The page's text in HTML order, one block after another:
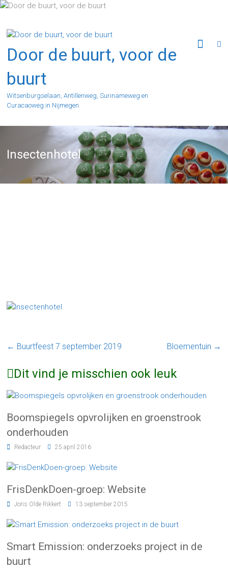
Ga
de
inhoud
Door de buurt, voor de
buurt
Witsenburgselaan, Antillenweg, Surinameweg en
Curacaoweg in Nijmegen
Insectenhotel
← Buurtfeest 7 september 2019 Bloementuin →
Dit vind je misschien ook leuk
Boomspiegels opvrolijken en groenstrook
onderhouden
Redacteur 25 april 2016
FrisDenkDoen-groep: Website
Joris Olde Rikkert 13 september 2015
Smart Emission: onderzoeks project in de
buurt